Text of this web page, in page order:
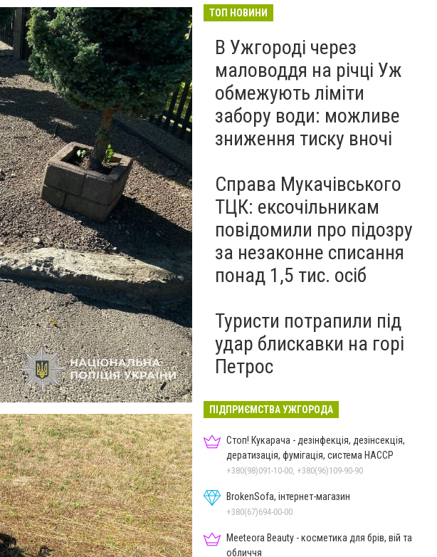
підтоплення та загрозу
селів
ТОП НОВИНИ
В Ужгороді через
маловоддя на річці Уж
обмежують ліміти
забору води: можливе
зниження тиску вночі
Справа Мукачівського
ТЦК: ексочільникам
повідомили про підозру
за незаконне списання
понад 1,5 тис. осіб
Туристи потрапили під
удар блискавки на горі
Петрос
ПІДПРИЄМСТВА УЖГОРОДА
Стоп! Кукарача - дезінфекція, дезінсекція,
дератизація, фумігація, система HACCP
+380(98)091-10-00, +380(96)109-90-90
BrokenSofa, інтернет-магазин
+380(67)694-00-00
Meeteora Beauty - косметика для брів, вій та
обличчя